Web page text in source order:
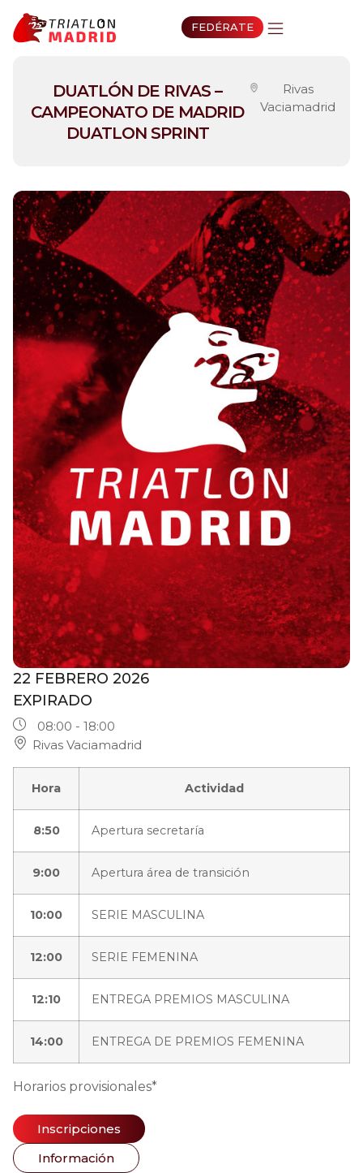
FEDÉRATE
DUATLÓN DE RIVAS –
CAMPEONATO DE MADRID
DUATLON SPRINT
Rivas
Vaciamadrid
22 FEBRERO 2026
EXPIRADO
08:00 - 18:00
Rivas Vaciamadrid
Hora Actividad
8:50 Apertura secretaría
9:00 Apertura área de transición
10:00 SERIE MASCULINA
12:00 SERIE FEMENINA
12:10 ENTREGA PREMIOS MASCULINA
14:00 ENTREGA DE PREMIOS FEMENINA
Horarios provisionales*
Inscripciones
Información